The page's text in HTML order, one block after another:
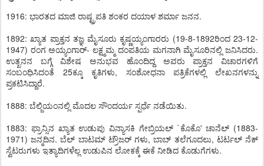
1916: ಭಾರತದ ಮಾಜಿ ರಾಷ್ಟ್ರಪತಿ ಶಂಕರ ದಯಾಳ ಶರ್ಮಾ ಜನನ.
1892: ಖ್ಯಾತ ಪ್ರಾಕ್ತನ ತಜ್ಞ ಮೈಸೂರು ಕೃಷ್ಣಯ್ಯಂಗಾರರು (19-8-1892ರಿಂದ 23-12-
1947) ರಂಗ ಅಯ್ಯಂಗಾರ್- ಲಕ್ಷ್ಮಮ್ಮ ದಂಪತಿಯ ಮಗನಾಗಿ ಮೈಸೂರಿನಲ್ಲಿ ಜನಿಸಿದರು.
ಉತ್ಖನನ ಬಗ್ಗೆ ವಿಶೇಷ ಅನುಭವ ಹೊಂದಿದ್ದ ಅವರು ಪ್ರಾಕ್ತನ ವಿಚಾರಗಳಿಗೆ
ಸಂಬಂಧಿಸಿದಂತೆ 25ಕ್ಕೂ ಕೃತಿಗಳು, ಸಂಶೋಧನಾ ಪತ್ರಿಕೆಗಳಲ್ಲಿ ಲೇಖನಗಳನ್ನು
ಪ್ರಕಟಿಸಿದ್ದಾರೆ.
1888: ಬೆಲ್ಜಿಯಂನಲ್ಲಿ ಮೊದಲ ಸೌಂದರ್ಯ ಸ್ಪರ್ಧೆ ನಡೆಯಿತು.
1883: ಫ್ರಾನ್ಸಿನ ಖ್ಯಾತ ಉಡುಪು ವಿನ್ಯಾಸಕಿ ಗೇಬ್ರಿಯಲ್ `ಕೊಕೊ' ಚಾನೆಲ್ (1883-
1971) ಜನ್ಮದಿನ. ಬೆಲ್ ಬಾಟಮ್ ಟ್ರೌಜರ್ ಗಳು, ಬಾಬ್ ತಲೆಗೂದಲು, ಟರ್ಟಲ್ ನೆಕ್
ಸ್ವೆಟರುಗಳು ಇತ್ಯಾದಿಗಳೆಲ್ಲ ಉಡುಪಿನ ಲೋಕಕ್ಕೆ ಈಕೆ ನೀಡಿದ ಕೊಡುಗೆಗಳು.